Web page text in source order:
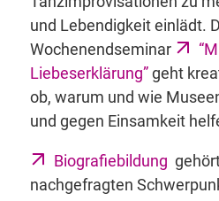
und Lebendigkeit einlädt.
Wochenendseminar
Liebeserklärung”geht
ob, warum und wie
und gegen Einsamkeit
Biografiebildung
nachgefragten